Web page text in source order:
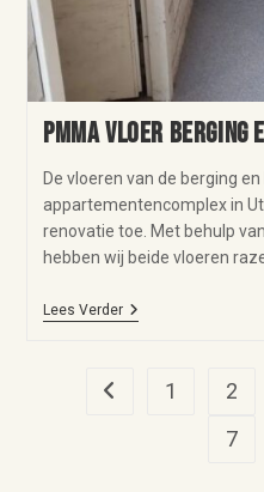
PMMA vloer
De vloeren van de berging
appartementencomplex in
renovatie toe. Met behulp
hebben wij beide vloeren
Lees Verder
1 2
7